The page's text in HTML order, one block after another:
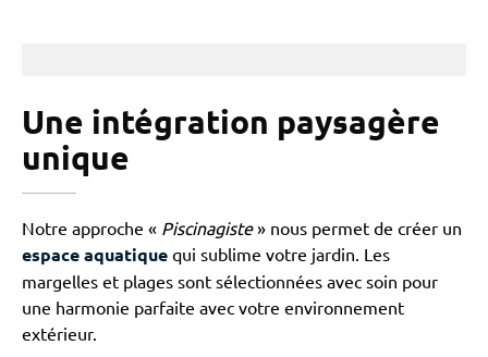
Une intégration paysagère
unique
Notre approche « Piscinagiste» nous permet de créer un
espace aquatique qui sublime votre jardin. Les
margelles et plages sont sélectionnées avec soin pour
une harmonie parfaite avec votre environnement
extérieur.